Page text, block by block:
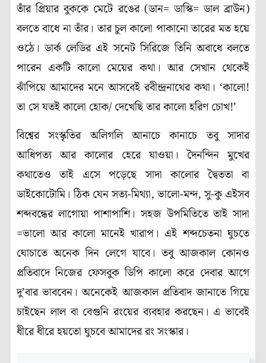
তাঁর প্রিয়ার বুককে মেটে রঙের (ডান= ডাস্কি= ডাল ব্রাউন)
বলতে বাধে না তাঁর। তার চুল কালো পাকানো তারের মত হয়ে
ওঠে। ডার্ক লেডির এই সনেট সিরিজে তিনি অবাধে বলতে
পারেন একটি কালো মেয়ের কথা। আর সেখান থেকেই
ঝাঁপিয়ে আমাদের মনে আসবেই রবীন্দ্রনাথের কথা। ‘কালো!
তা সে যতই কালো হোক/ দেখেছি তার কালো হরিণ চোখ!’
বিশ্বের সংস্কৃতির অলিগলি আনাচে কানাচে তবু সাদার
আধিপত্য আর কালোর হেরে যাওয়া। দৈনন্দিন মুখের
কথাতেও তাই এসে পড়েছে সাদা কালোর দ্বৈততা বা
ডাইকোটোমি। ঠিক যেন সত্য-মিথ্যা, ভালো-মন্দ, সু-কু এইসব
শব্দবন্ধের লাগোয়া পাশাপাশি। সহজ উপমিতিতে তাই সাদা
=ভালো আর কালো মানেই খারাপ। এই শব্দচেতনা ঘুচতে
ঘোচাতে অনেক দিন লেগে যাবে। তবু আজকাল কোনও
প্রতিবাদে নিজের ফেসবুক ডিপি কালো করে দেবার আগে
দু’বার ভাববেন। অনেকেই আজকাল প্রতিবাদ জানাতে গিয়ে
চাইছেন লাল বা বেগুনি রংয়ের ব্যবহার করছেন। এ ভাবেই
ধীরে ধীরে হয়তো ঘুচবে আমাদের রং সংস্কার।